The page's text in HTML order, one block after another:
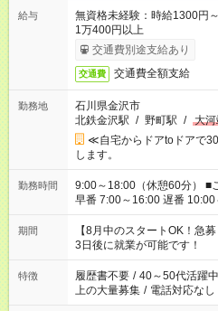
給与
無資格未経験：時給1300
1万400円以上
交通費別途支給あり
交通費 交通費全額支給
勤務地
石川県金沢市
北鉄金沢駅 / 野町駅 / 大
≪自宅からドアtoドアで
します。
勤務時間
9:00～18:00（休憩60分） ■ご希望があれば下記シフトもOK！
早番 7:00～16:00 遅番 10:00～
と休みを合わせたい」 「余
「できれば残業はしたくな
ね。 ※Wワーク希望の方へ 今ご覧のお仕事で希望する勤務時間
と、もう1つのお仕事の勤務
合は応募できません。
期間
【8月中のスタートOK！急
3日後に就業が可能です！
特徴 履歴書不要 / 40～50代活躍中
上の大量募集 / 電話対応なし